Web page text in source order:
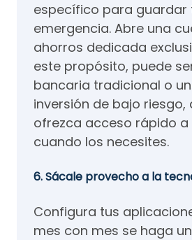
específico para guardar
emergencia. Abre una
ahorros dedicada
este propósito, puede
bancaria tradicional o
inversión de bajo riesgo,
ofrezca acceso rápido a
cuando los necesites.
6. Sácale provecho a la
Configura tus
mes con mes se haga